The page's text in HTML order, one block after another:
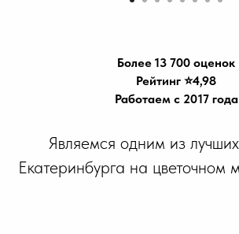
Более 13 700 оценок
Рейтинг ⭐️4,98
Работаем с 2017 года
Являемся одним из
Екатеринбурга на цветочном